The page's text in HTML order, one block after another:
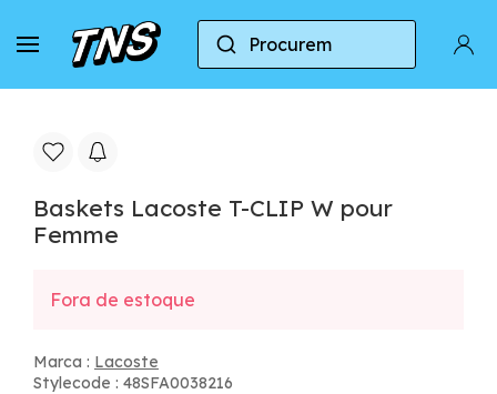
Procurem
Casa Lacoste Baskets Lacoste T-CLIP W
Baskets Lacoste T-CLIP W pour
Femme
Fora de estoque
Marca : Lacoste
Stylecode : 48SFA0038216